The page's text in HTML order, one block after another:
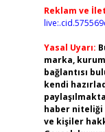
Reklam ve
Yasal Uyarı:
marka,
bağlantısı
kendi
haber niteliği
ve kişiler